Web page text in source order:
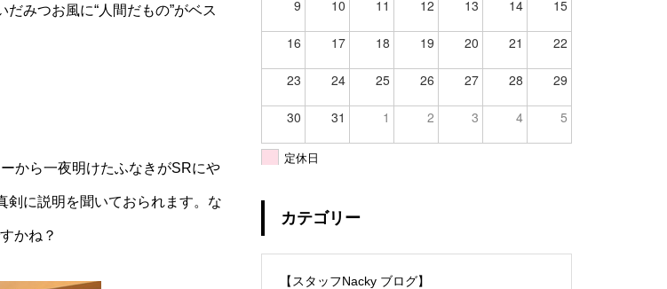
みつお風に“人間だもの”がベス
から一夜明けたふなきがSRにや
剣に説明を聞いておられます。な
かね？
9 10 11 12 13 14 15
16 17 18 19 20 21 22
23 24 25 26 27 28 29
30 31 1 2 3 4 5
定休日
カテゴリー
【スタッフNacky ブログ】